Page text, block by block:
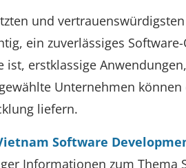
und
ein zuverlässiges
ist, erstklassige
Unternehmen
liefern.
Software
Informationen zum Thema